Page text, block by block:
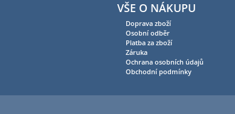
VŠE O NÁKUPU
Doprava zboží
Osobní odběr
Platba za zboží
Záruka
Ochrana osobních údajů
Obchodní podmínky